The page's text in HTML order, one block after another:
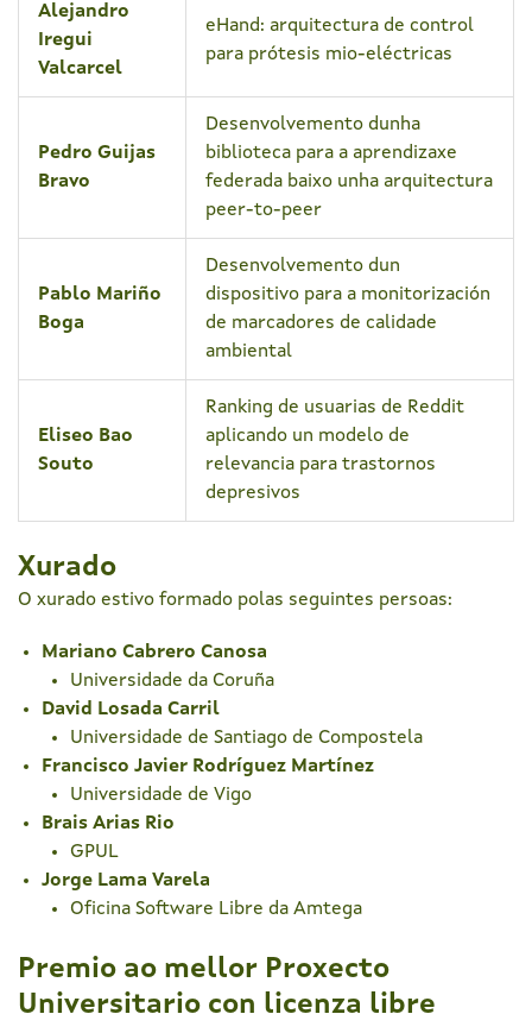
Alejandro
Iregui
Valcarcel
eHand: arquitectura de control
para prótesis mio-eléctricas
Pedro Guijas
Bravo
Desenvolvemento dunha
biblioteca para a aprendizaxe
federada baixo unha arquitectura
peer-to-peer
Pablo Mariño
Boga
Desenvolvemento dun
dispositivo para a monitorización
de marcadores de calidade
ambiental
Eliseo Bao
Souto
Ranking de usuarias de Reddit
aplicando un modelo de
relevancia para trastornos
depresivos
Xurado
O xurado estivo formado polas seguintes persoas:
Mariano Cabrero Canosa
Universidade da Coruña
David Losada Carril
Universidade de Santiago de Compostela
Francisco Javier Rodríguez Martínez
Universidade de Vigo
Brais Arias Rio
GPUL
Jorge Lama Varela
Oficina Software Libre da Amtega
Premio ao mellor Proxecto
Universitario con licenza libre